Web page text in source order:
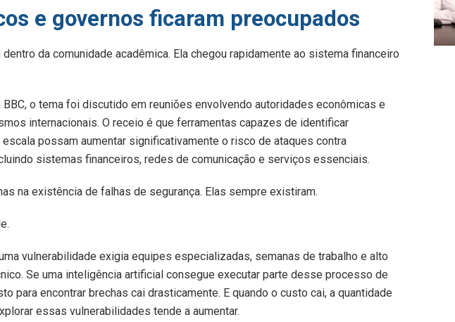
e governos ficaram preocupados
da comunidade acadêmica. Ela chegou rapidamente ao sistema financeiro
BBC, o tema foi discutido em reuniões envolvendo autoridades econômicas e
internacionais. O receio é que ferramentas capazes de identificar
possam aumentar significativamente o risco de ataques contra
sistemas financeiros, redes de comunicação e serviços essenciais.
na existência de falhas de segurança. Elas sempre existiram.
vulnerabilidade exigia equipes especializadas, semanas de trabalho e alto
Se uma inteligência artificial consegue executar parte desse processo de
para encontrar brechas cai drasticamente. E quando o custo cai, a quantidade
essas vulnerabilidades tende a aumentar.